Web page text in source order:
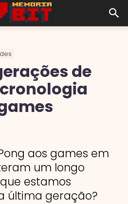
de
aos games em
um longo
estamos
última geração?